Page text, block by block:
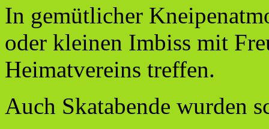
In gemütlicher
oder kleinen Imbiss mit
Heimatvereins treffen.
Auch Skatabende wurden